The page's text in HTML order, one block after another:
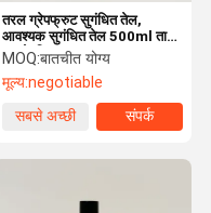
तरल ग्रेपफ्रुट सुगंधित तेल,
आवश्यक सुगंधित तेल 500ml ताजी
हवा के लिए
MOQ:बातचीत योग्य
मूल्य:negotiable
सबसे अच्छी
संपर्क